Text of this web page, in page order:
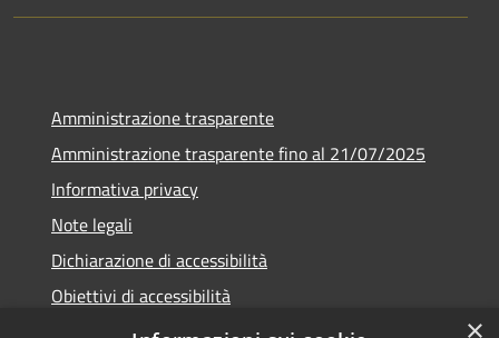
Amministrazione trasparente
Amministrazione trasparente fino al 21/07/2025
Informativa privacy
Note legali
Dichiarazione di accessibilità
Obiettivi di accessibilità
Piano di miglioramento
×